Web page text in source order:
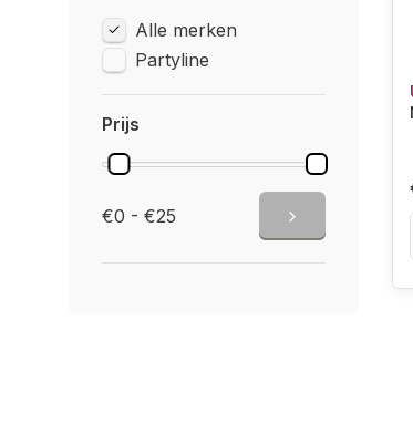
Alle merken
Partyline
Prijs
€0 - €25